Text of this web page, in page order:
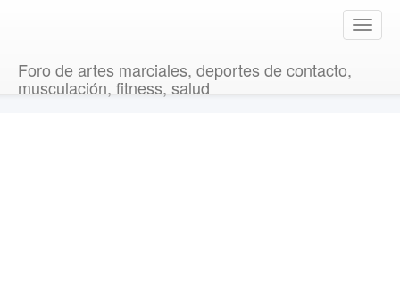
T
o
Foro de artes marciales, deportes de contacto,
musculación, fitness, salud